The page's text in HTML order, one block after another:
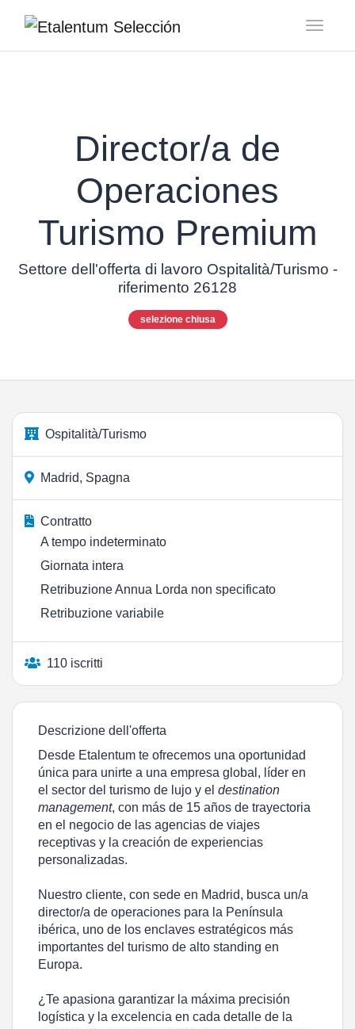
Director/a de
Operaciones
Turismo Premium
Settore dell'offerta di lavoro Ospitalità/Turismo -
riferimento 26128
selezione chiusa
Ospitalità/Turismo
Madrid, Spagna
Contratto
A tempo indeterminato
Giornata intera
Retribuzione Annua Lorda non specificato
Retribuzione variabile
110 iscritti
Descrizione dell'offerta
Desde Etalentum te ofrecemos una oportunidad
única para unirte a una empresa global, líder en
el sector del turismo de lujo y el destination
management, con más de 15 años de trayectoria
en el negocio de las agencias de viajes
receptivas y la creación de experiencias
personalizadas.
Nuestro cliente, con sede en Madrid, busca un/a
director/a de operaciones para la Península
ibérica, uno de los enclaves estratégicos más
importantes del turismo de alto standing en
Europa.
¿Te apasiona garantizar la máxima precisión
logística y la excelencia en cada detalle de la